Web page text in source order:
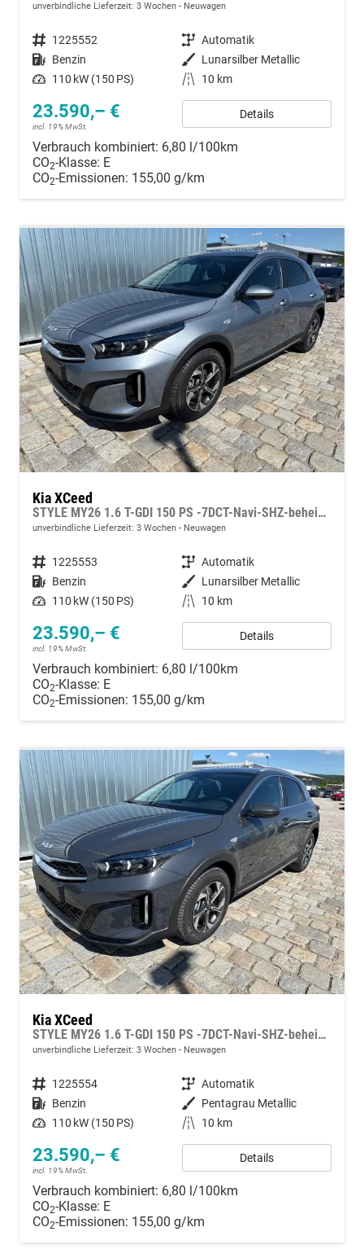
unverbindliche Lieferzeit: 3 Wochen Neuwagen
Fahrzeugnummer 1225552 Getriebe Automatik
Kraftstoff Benzin Außenfarbe Lunarsilber Metallic
Leistung 110 kW (150 PS) Kilometerstand 10 km
23.590,– €
incl. 19% MwSt.
Details
Verbrauch kombiniert: 6,80 l/100km
CO2-Klasse: E
CO2-Emissionen: 155,00 g/km
Kia XCeed
STYLE MY26 1.6 T-GDI 150 PS -7DCT-Navi-SHZ-beheizbares Lenkrad-Klimaautomatik 2Zonen-LED-Kamera-PDC-16"Alu
unverbindliche Lieferzeit: 3 Wochen Neuwagen
Fahrzeugnummer 1225553 Getriebe Automatik
Kraftstoff Benzin Außenfarbe Lunarsilber Metallic
Leistung 110 kW (150 PS) Kilometerstand 10 km
23.590,– €
incl. 19% MwSt.
Details
Verbrauch kombiniert: 6,80 l/100km
CO2-Klasse: E
CO2-Emissionen: 155,00 g/km
Kia XCeed
STYLE MY26 1.6 T-GDI 150 PS -7DCT-Navi-SHZ-beheizbares Lenkrad-Klimaautomatik 2Zonen-LED-Kamera-PDC-16"Alu
unverbindliche Lieferzeit: 3 Wochen Neuwagen
Fahrzeugnummer 1225554 Getriebe Automatik
Kraftstoff Benzin Außenfarbe Pentagrau Metallic
Leistung 110 kW (150 PS) Kilometerstand 10 km
23.590,– €
incl. 19% MwSt.
Details
Verbrauch kombiniert: 6,80 l/100km
CO2-Klasse: E
CO2-Emissionen: 155,00 g/km